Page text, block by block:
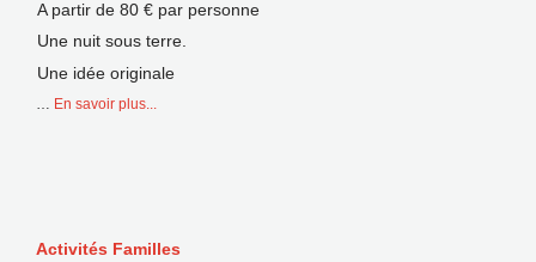
A partir de 80 € par personne
Une nuit sous terre.
Une idée originale
… En savoir plus...
Activités Familles